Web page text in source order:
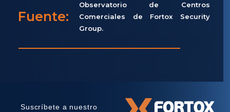
Fuente:
Observatorio de Centros
Comerciales de Fortox Security
Group.
Suscríbete a nuestro